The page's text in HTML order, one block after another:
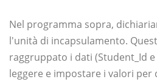
Nel programma sopra,
l'unità di incapsulamento.
raggruppato i dati (Student_Id
leggere e impostare i valori